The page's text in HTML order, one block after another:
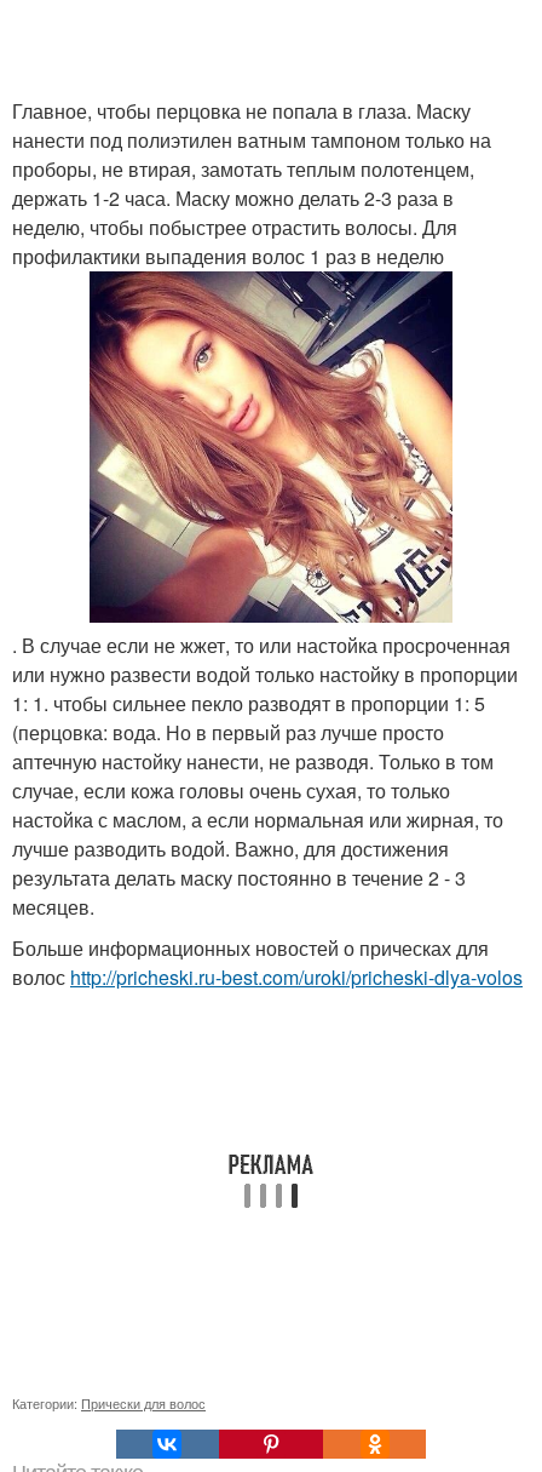
Главное, чтобы перцовка не попала в глаза. Маску
нанести под полиэтилен ватным тампоном только на
проборы, не втирая, замотать теплым полотенцем,
держать 1-2 часа. Маску можно делать 2-3 раза в
неделю, чтобы побыстрее отрастить волосы. Для
профилактики выпадения волос 1 раз в неделю
. В случае если не жжет, то или настойка просроченная
или нужно развести водой только настойку в пропорции
1: 1. чтобы сильнее пекло разводят в пропорции 1: 5
(перцовка: вода. Но в первый раз лучше просто
аптечную настойку нанести, не разводя. Только в том
случае, если кожа головы очень сухая, то только
настойка с маслом, а если нормальная или жирная, то
лучше разводить водой. Важно, для достижения
результата делать маску постоянно в течение 2 - 3
месяцев.
Больше информационных новостей о прическах для
волос http://pricheski.ru-best.com/uroki/pricheski-dlya-volos
Категории: Прически для волос